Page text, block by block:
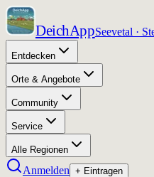
DeichAppSeevetal ·
Entdecken
Orte & Angebote
Community
Service
Alle Regionen
Anmelden + Eintragen